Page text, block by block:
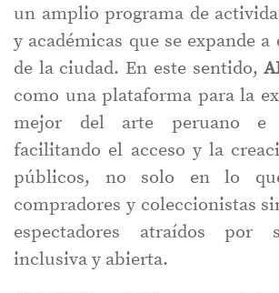
un amplio programa de
y académicas que se expande a
de la ciudad. En este sentido,
como una plataforma para la
mejor del arte peruano e
facilitando el acceso y la
públicos, no solo en lo
compradores y coleccionistas
espectadores atraídos por
inclusiva y abierta.